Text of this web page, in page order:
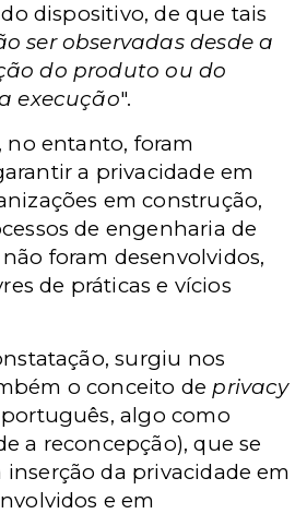
do dispositivo, de que tais
ser observadas desde a
do produto ou do
execução".
no entanto, foram
a privacidade em
em construção,
de engenharia de
foram desenvolvidos,
de práticas e vícios
surgiu nos
o conceito de privacy
algo como
a reconcepção), que se
da privacidade em
e em